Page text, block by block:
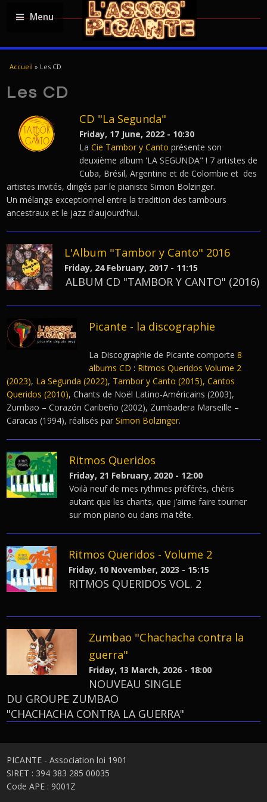
Menu
YOU ARE HERE
Accueil » Les CD
Les CD
CD "La Segunda"
Friday, 17 June, 2022 - 10:30
LaCie Tambor y Canto présente son
deuxième album 'LA SEGUNDA" ! 7 artistes de
Cuba, Brésil, Argentine et de Colombie et des
artistes invités, dirigés par le pianiste Simon Bolzinger.
Un mélange exceptionnel entre la tradition des tambours
ancestraux et le jazz d'aujourd'hui.
L'Album "Tambor y Canto" 2016
Friday, 24 February, 2017 - 11:15
ALBUM CD "TAMBOR Y CANTO" (2016)
Picante - la discographie
La Discographie de Picante comporte8
albums CD : Ritmos Queridos Volume 2
(2023), La Segunda (2022), Tambor y Canto (2015), Cantos
Queridos (2010), Chants de Noël Latino-Américains (2003),
Zumbao – Corazón Caribeño (2002), Zumbadera Marseille –
Caracas (1994), réalisés parSimon Bolzinger.
Ritmos Queridos
Friday, 21 February, 2020 - 12:00
Voilà neuf de mes rythmes préférés, chéris
autant que les chants, que j’aime faire tourner
sur mon piano ou dans ma tête.
Ritmos Queridos - Volume 2
Friday, 10 November, 2023 - 15:15
RITMOS QUERIDOS VOL. 2
Zumbao "Chachacha contra la
guerra"
Friday, 13 March, 2026 - 18:00
NOUVEAU SINGLE
DU GROUPE ZUMBAO
"CHACHACHA CONTRA LA GUERRA"
PICANTE - Association loi 1901
SIRET : 394 383 285 00035
Code APE : 9001Z